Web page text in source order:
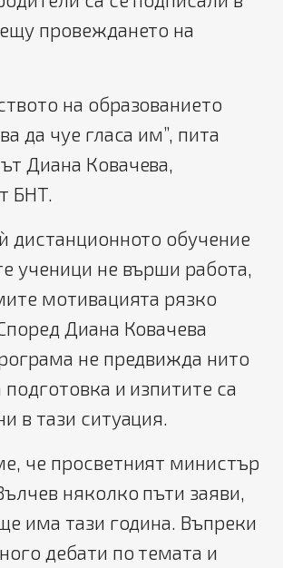
провеждането на
на образованието
да чуе гласа им”, пита
Диана Ковачева,
БНТ.
дистанционното обучение
ученици не върши работа,
мотивацията рязко
Диана Ковачева
не предвижда нито
подготовка и изпитите са
в тази ситуация.
че просветният министър
няколко пъти заяви,
има тази година. Въпреки
дебати по темата и